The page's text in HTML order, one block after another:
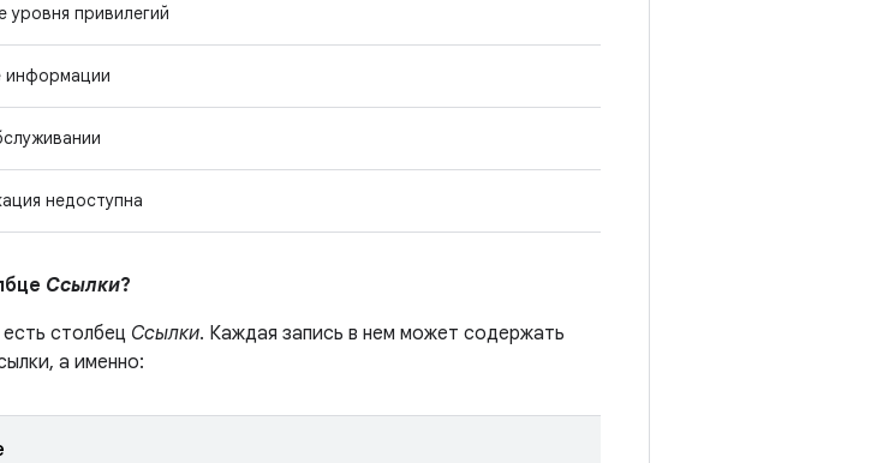
уровня привилегий
информации
недоступна
Ссылки?
столбец Ссылки. Каждая запись в нем может содержать
а именно: